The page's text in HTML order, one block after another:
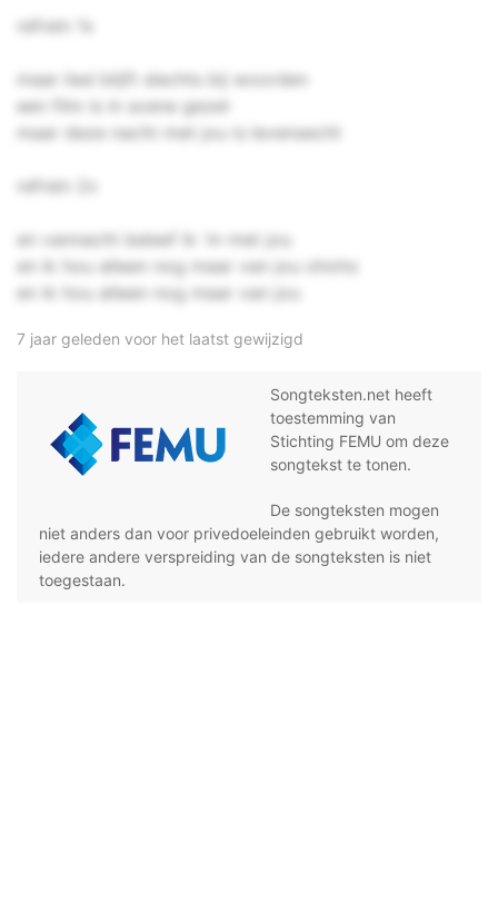
refrein 1x
maar lied blijft slechts bij woorden
een film is in scene gezet
maar deze nacht met jou is levensecht
refrein 2x
en vannacht beleef ik 'm met jou
en ik hou alleen nog maar van jou ohoho
en ik hou alleen nog maar van jou
7 jaar geleden voor het laatst gewijzigd
Songteksten.net heeft
toestemming van
Stichting FEMU om deze
songtekst te tonen.
De songteksten mogen
niet anders dan voor privedoeleinden gebruikt worden,
iedere andere verspreiding van de songteksten is niet
toegestaan.